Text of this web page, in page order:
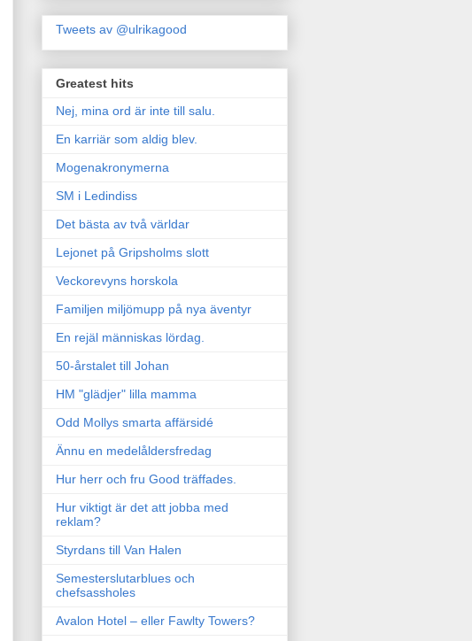
Tweets av @ulrikagood
Greatest hits
Nej, mina ord är inte till salu.
En karriär som aldig blev.
Mogenakronymerna
SM i Ledindiss
Det bästa av två världar
Lejonet på Gripsholms slott
Veckorevyns horskola
Familjen miljömupp på nya äventyr
En rejäl människas lördag.
50-årstalet till Johan
HM "glädjer" lilla mamma
Odd Mollys smarta affärsidé
Ännu en medelåldersfredag
Hur herr och fru Good träffades.
Hur viktigt är det att jobba med
reklam?
Styrdans till Van Halen
Semesterslutarblues och
chefsassholes
Avalon Hotel – eller Fawlty Towers?